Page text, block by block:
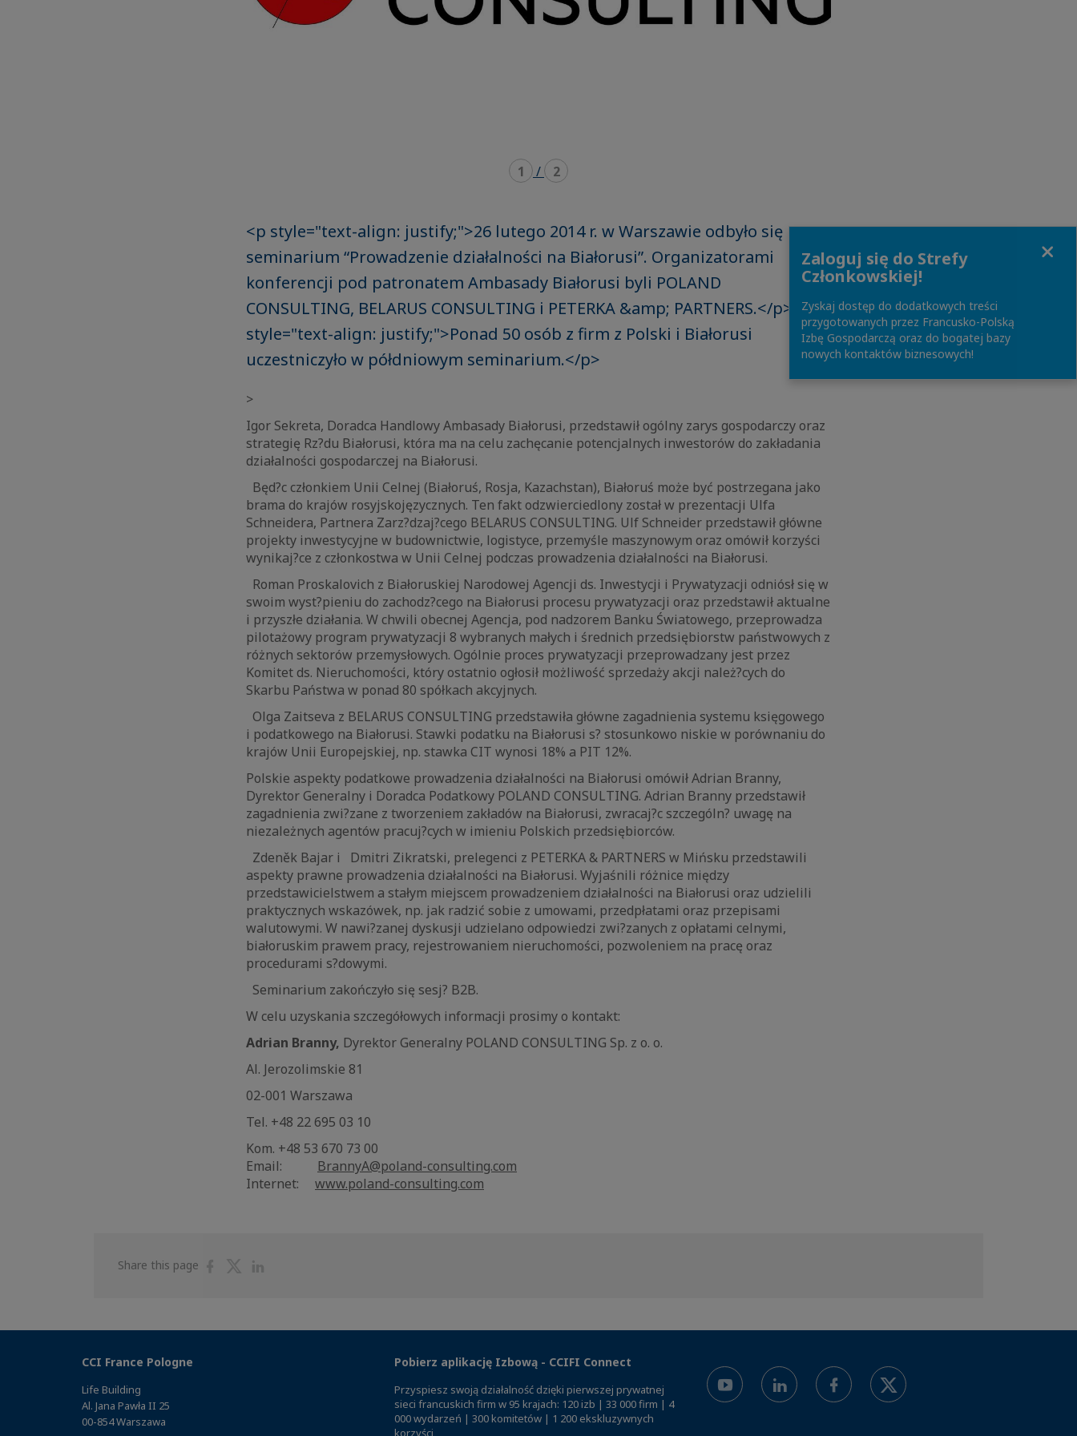
1 / 2
<p style="text-align: justify;">26 lutego 2014 r. w Warszawie odbyło się
seminarium “Prowadzenie działalności na Białorusi”. Organizatorami
konferencji pod patronatem Ambasady Białorusi byli POLAND
CONSULTING, BELARUS CONSULTING i PETERKA &amp; PARTNERS.</p> <p
style="text-align: justify;">Ponad 50 osób z firm z Polski i Białorusi
uczestniczyło w półdniowym seminarium.</p>
>
Igor Sekreta, Doradca Handlowy Ambasady Białorusi, przedstawił ogólny zarys gospodarczy oraz
strategię Rz?du Białorusi, która ma na celu zachęcanie potencjalnych inwestorów do zakładania
działalności gospodarczej na Białorusi.
Będ?c członkiem Unii Celnej (Białoruś, Rosja, Kazachstan), Białoruś może być postrzegana jako
brama do krajów rosyjskojęzycznych. Ten fakt odzwierciedlony został w prezentacji Ulfa
Schneidera, Partnera Zarz?dzaj?cego BELARUS CONSULTING. Ulf Schneider przedstawił główne
projekty inwestycyjne w budownictwie, logistyce, przemyśle maszynowym oraz omówił korzyści
wynikaj?ce z członkostwa w Unii Celnej podczas prowadzenia działalności na Białorusi.
Roman Proskalovich z Białoruskiej Narodowej Agencji ds. Inwestycji i Prywatyzacji odniósł się w
swoim wyst?pieniu do zachodz?cego na Białorusi procesu prywatyzacji oraz przedstawił aktualne
i przyszłe działania. W chwili obecnej Agencja, pod nadzorem Banku Światowego, przeprowadza
pilotażowy program prywatyzacji 8 wybranych małych i średnich przedsiębiorstw państwowych z
różnych sektorów przemysłowych. Ogólnie proces prywatyzacji przeprowadzany jest przez
Komitet ds. Nieruchomości, który ostatnio ogłosił możliwość sprzedaży akcji należ?cych do
Skarbu Państwa w ponad 80 spółkach akcyjnych.
Olga Zaitseva z BELARUS CONSULTING przedstawiła główne zagadnienia systemu księgowego
i podatkowego na Białorusi. Stawki podatku na Białorusi s? stosunkowo niskie w porównaniu do
krajów Unii Europejskiej, np. stawka CIT wynosi 18% a PIT 12%.
Polskie aspekty podatkowe prowadzenia działalności na Białorusi omówił Adrian Branny,
Dyrektor Generalny i Doradca Podatkowy POLAND CONSULTING. Adrian Branny przedstawił
zagadnienia zwi?zane z tworzeniem zakładów na Białorusi, zwracaj?c szczególn? uwagę na
niezależnych agentów pracuj?cych w imieniu Polskich przedsiębiorców.
Zdeněk Bajar i Dmitri Zikratski, prelegenci z PETERKA & PARTNERS w Mińsku przedstawili
aspekty prawne prowadzenia działalności na Białorusi. Wyjaśnili różnice między
przedstawicielstwem a stałym miejscem prowadzeniem działalności na Białorusi oraz udzielili
praktycznych wskazówek, np. jak radzić sobie z umowami, przedpłatami oraz przepisami
walutowymi. W nawi?zanej dyskusji udzielano odpowiedzi zwi?zanych z opłatami celnymi,
białoruskim prawem pracy, rejestrowaniem nieruchomości, pozwoleniem na pracę oraz
procedurami s?dowymi.
Seminarium zakończyło się sesj? B2B.
W celu uzyskania szczegółowych informacji prosimy o kontakt:
Adrian Branny, Dyrektor Generalny POLAND CONSULTING Sp. z o. o.
Al. Jerozolimskie 81
02-001 Warszawa
Tel. +48 22 695 03 10
Kom. +48 53 670 73 00
Email: BrannyA@poland-consulting.com
Internet: www.poland-consulting.com
Share this page
ShareShare
CCI France Pologne
Life Building
Al. Jana Pawła II 25
00-854 Warszawa
Pobierz aplikację Izbową - CCIFI Connect
Przyspiesz swoją działalność dzięki pierwszej prywatnej
sieci francuskich firm w 95 krajach: 120 izb | 33 000 firm | 4
000 wydarzeń | 300 komitetów | 1 200 ekskluzywnych
korzyści
Zaloguj się do Strefy
Członkowskiej!
Zyskaj dostęp do dodatkowych treści
przygotowanych przez Francusko-Polską
Izbę Gospodarczą oraz do bogatej bazy
nowych kontaktów biznesowych!